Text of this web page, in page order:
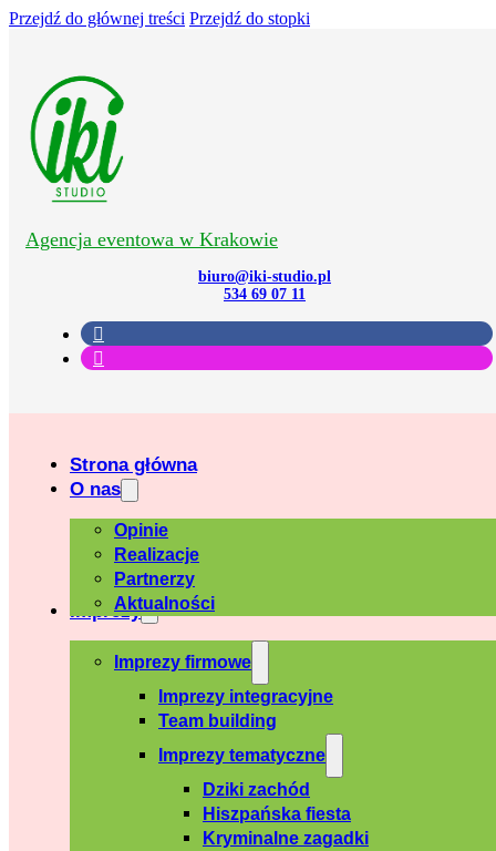
Przejdź do głównej treści Przejdź do stopki
Agencja eventowa w Krakowie
biuro@iki-studio.pl
534 69 07 11
Strona główna
O nas
Opinie
Realizacje
Partnerzy
Aktualności
Imprezy
Imprezy firmowe
Imprezy integracyjne
Team building
Imprezy tematyczne
Dziki zachód
Hiszpańska fiesta
Kryminalne zagadki